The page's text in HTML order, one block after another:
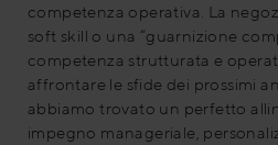
competenza operativa. La
soft skill o una “guarnizione
competenza strutturata e
affrontare le sfide dei prossimi
abbiamo trovato un perfetto
impegno manageriale,